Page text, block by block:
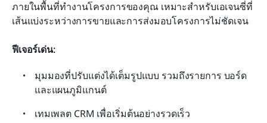
ภายในพื้นที่ทำงานโครงการของคุณ เหมาะสำหรับเอเจนซี่ที่
เส้นแบ่งระหว่างการขายและการส่งมอบโครงการไม่ชัดเจน
ฟีเจอร์เด่น:
มุมมองที่ปรับแต่งได้เต็มรูปแบบ รวมถึงรายการ บอร์ด
และแผนภูมิแกนต์
เทมเพลต CRM เพื่อเริ่มต้นอย่างรวดเร็ว